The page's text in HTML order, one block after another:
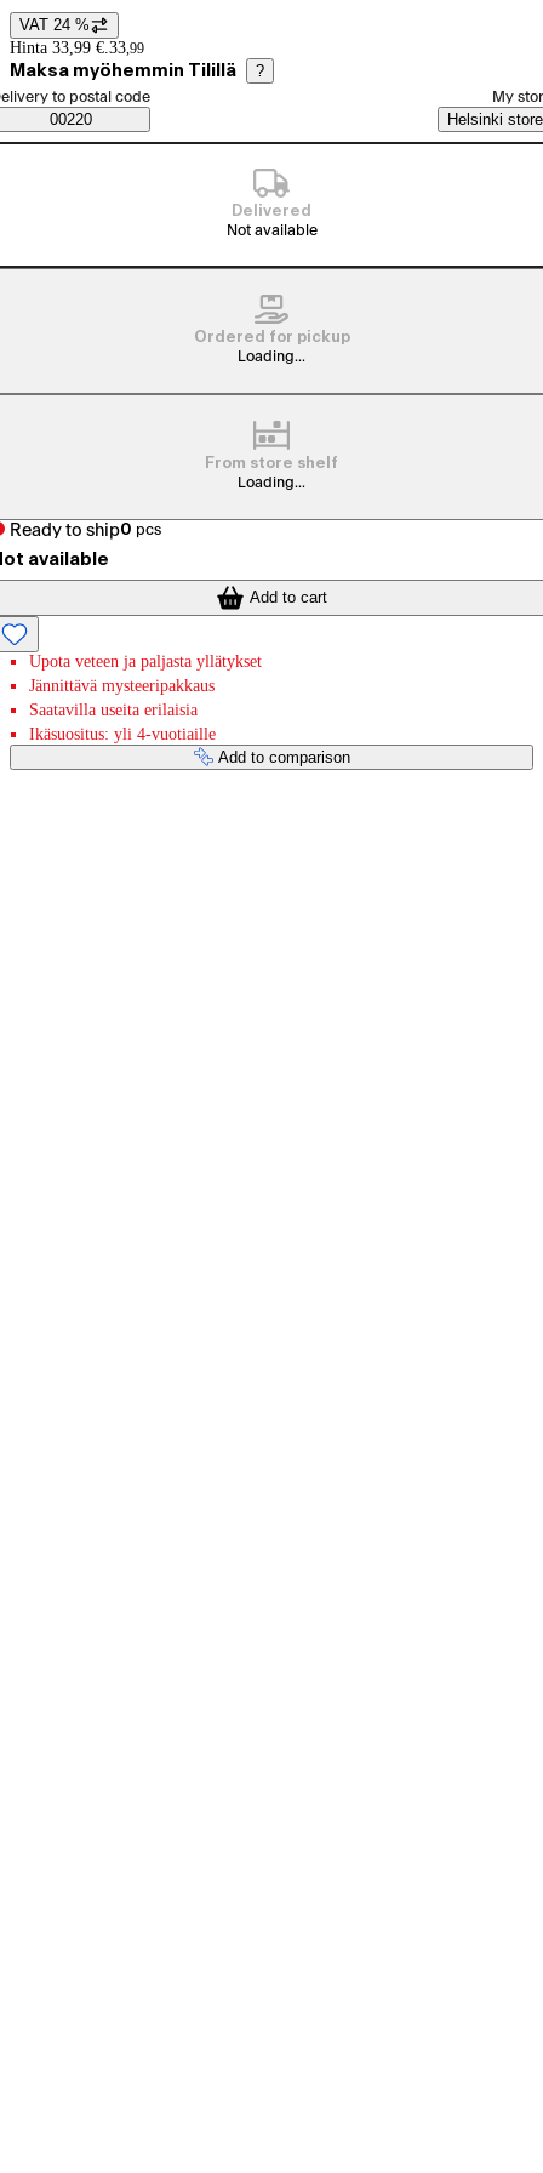
Price details
VAT 24 %
Hinta 33,99 €. 33,99
Maksa myöhemmin Tilillä ?
Saatavuustiedot
order method
to postal code
00220
My
Helsinki store
Delivered
Not available
Ordered for pickup
Loading...
From store shelf
Loading...
Ready to ship0 pcs
available
Add to cart
Upota veteen ja paljasta yllätykset
Jännittävä mysteeripakkaus
Saatavilla useita erilaisia
Ikäsuositus: yli 4-vuotiaille
Add to comparison